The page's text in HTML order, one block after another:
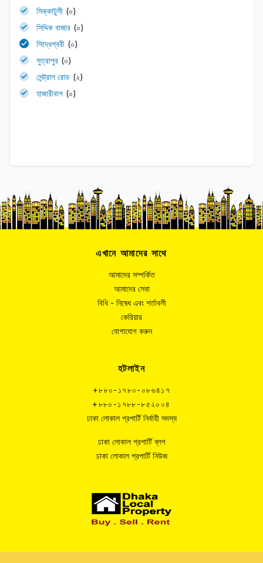
সিক্কাটুলী (০)
সিদ্দিক বাজার (০)
সিদ্ধেশ্বরী (০)
সুত্রাপুর (০)
সেন্ট্রাল রোড (২)
হাজারীবাগ (০)
এখানে আমাদের সাথে
আমাদের সম্পর্কিত
আমাদের সেবা
বিধি - নিষেধ এবং শর্তাবলী
কেরিয়ার
যোগাযোগ করুন
হটলাইন
+৮৮০-১৭৮০-০৮৬৪১৭
+৮৮০-১৭৮৮-৮৫২০০৪
ঢাকা লোকাল প্রপার্টি নির্বাহী সদস্য
ঢাকা লোকাল প্রপার্টি ব্লগ
ঢাকা লোকাল প্রপার্টি নিউজ